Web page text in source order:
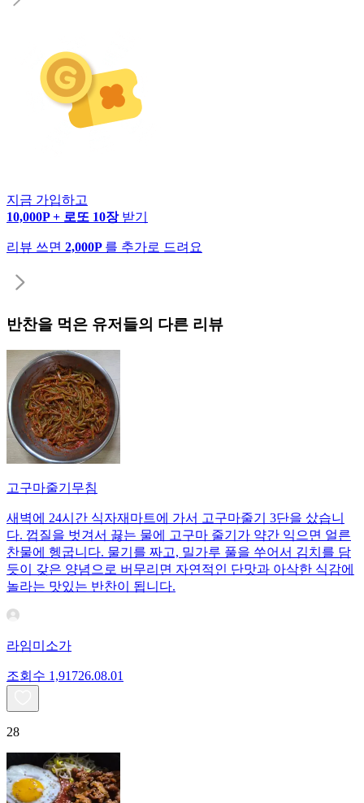
지금 가입하고
10,000P + 로또 10장 받기
리뷰 쓰면 2,000P 를 추가로 드려요
반찬을 먹은 유저들의 다른 리뷰
고구마줄기무침
새벽에 24시간 식자재마트에 가서 고구마줄기 3단을 샀습니
다. 껍질을 벗겨서 끓는 물에 고구마 줄기가 약간 익으면 얼른
찬물에 헹굽니다. 물기를 짜고, 밀가루 풀을 쑤어서 김치를 담
듯이 갖은 양념으로 버무리면 자연적인 단맛과 아삭한 식감에
놀라는 맛있는 반찬이 됩니다.
라임미소가
조회수 1,91726.08.01
28